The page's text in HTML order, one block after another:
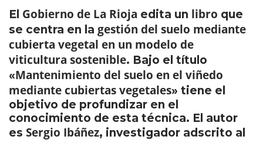
El Gobierno de La Rioja edita un libro que
se centra en la gestión del suelo mediante
cubierta vegetal en un modelo de
viticultura sostenible. Bajo el título
«Mantenimiento del suelo en el viñedo
mediante cubiertas vegetales» tiene el
objetivo de profundizar en el
conocimiento de esta técnica. El autor
es Sergio Ibáñez, investigador adscrito al